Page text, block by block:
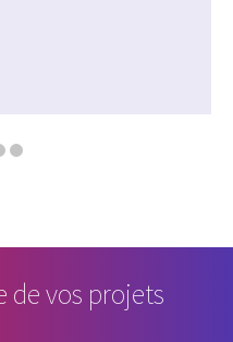
de vos projets